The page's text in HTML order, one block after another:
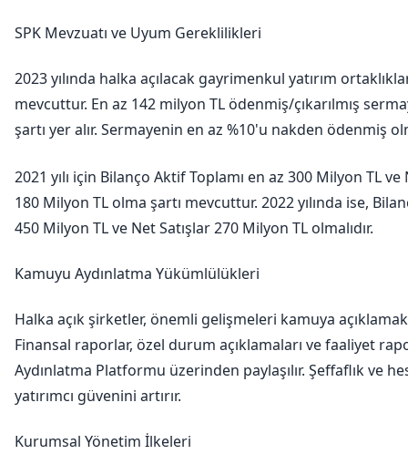
SPK Mevzuatı ve Uyum Gereklilikleri
2023 yılında halka açılacak gayrimenkul yatırım
mevcuttur. En az 142 milyon TL ödenmiş/çıkarılmış
şartı yer alır. Sermayenin en az %10'u nakden ödenmiş
2021 yılı için Bilanço Aktif Toplamı en az 300 Milyon TL ve
180 Milyon TL olma şartı mevcuttur. 2022 yılında ise,
450 Milyon TL ve Net Satışlar 270 Milyon TL olmalıdır.
Kamuyu Aydınlatma Yükümlülükleri
Halka açık şirketler, önemli gelişmeleri kamuya
Finansal raporlar, özel durum açıklamaları ve faaliyet
Aydınlatma Platformu üzerinden paylaşılır. Şeffaflık ve
yatırımcı güvenini artırır.
Kurumsal Yönetim İlkeleri